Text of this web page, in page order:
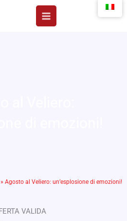
» Agosto al Veliero: un’esplosione di emozioni!
VALIDA